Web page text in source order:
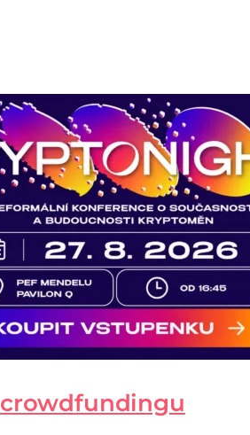
crowdfundingu